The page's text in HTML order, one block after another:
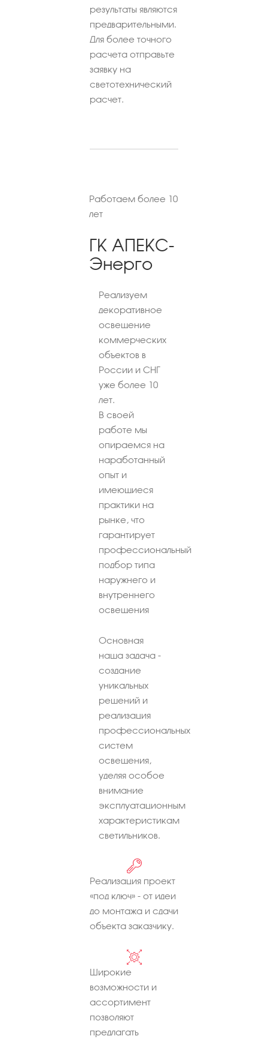
результаты являются
предварительными.
Для более точного
расчета отправьте
заявку на
светотехнический
расчет.
Работаем более 10
лет
ГК АПЕКС-
Энерго
Реализуем
декоративное
освещение
коммерческих
объектов в
России и СНГ
уже более 10
лет.
В своей
работе мы
опираемся на
наработанный
опыт и
имеющиеся
практики на
рынке, что
гарантирует
профессиональный
подбор типа
наружнего и
внутреннего
освещения
Основная
наша задача -
создание
уникальных
решений и
реализация
профессиональных
систем
освещения,
уделяя особое
внимание
эксплуатационным
характеристикам
светильников.
Реализация проект
«под ключ» - от идеи
до монтажа и сдачи
объекта заказчику.
Широкие
возможности и
ассортимент
позволяют
предлагать